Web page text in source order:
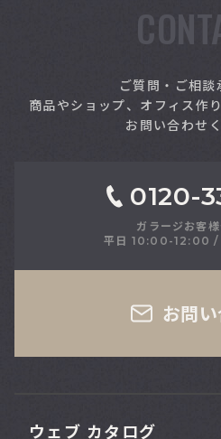
ご質問・ご相談
商品やショップ、オフィス作
お問い合わせ
0120-
ガラージお客
平日 10:00-12:00
お問
ウェブ カタログ